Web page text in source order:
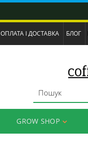
ОПЛАТА І ДОСТАВКА БЛОГ
GROW SHOP